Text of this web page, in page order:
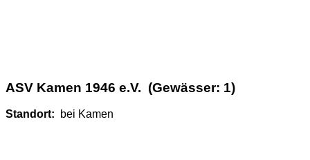
ASV Kamen 1946 e.V. (Gewässer: 1)
Standort: bei Kamen